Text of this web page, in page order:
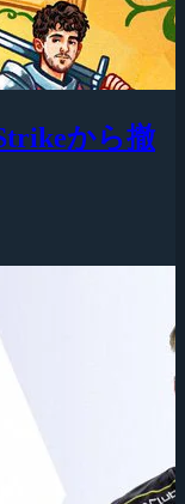
から撤